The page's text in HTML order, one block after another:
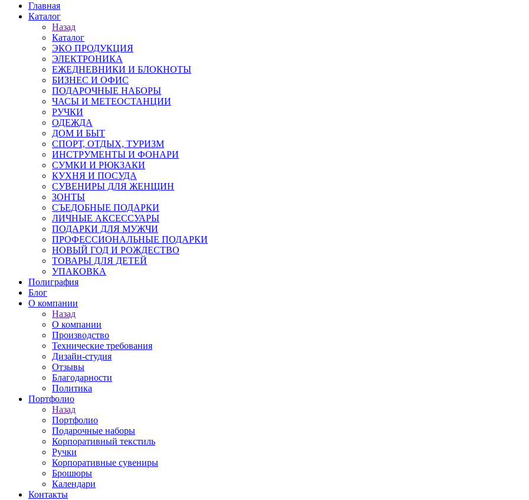
Главная
Каталог
Назад
Каталог
ЭКО ПРОДУКЦИЯ
ЭЛЕКТРОНИКА
ЕЖЕДНЕВНИКИ И БЛОКНОТЫ
БИЗНЕС И ОФИС
ПОДАРОЧНЫЕ НАБОРЫ
ЧАСЫ И МЕТЕОСТАНЦИИ
РУЧКИ
ОДЕЖДА
ДОМ И БЫТ
СПОРТ, ОТДЫХ, ТУРИЗМ
ИНСТРУМЕНТЫ И ФОНАРИ
СУМКИ И РЮКЗАКИ
КУХНЯ И ПОСУДА
СУВЕНИРЫ ДЛЯ ЖЕНЩИН
ЗОНТЫ
СЪЕДОБНЫЕ ПОДАРКИ
ЛИЧНЫЕ АКСЕССУАРЫ
ПОДАРКИ ДЛЯ МУЖЧИ
ПРОФЕССИОНАЛЬНЫЕ ПОДАРКИ
НОВЫЙ ГОД И РОЖДЕСТВО
ТОВАРЫ ДЛЯ ДЕТЕЙ
УПАКОВКА
Полиграфия
Блог
О компании
Назад
О компании
Производство
Технические требования
Дизайн-студия
Отзывы
Благодарности
Политика
Портфолио
Назад
Портфолио
Подарочные наборы
Корпоративный текстиль
Ручки
Корпоративные сувениры
Брошюры
Календари
Контакты